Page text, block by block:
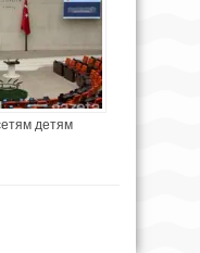
детям